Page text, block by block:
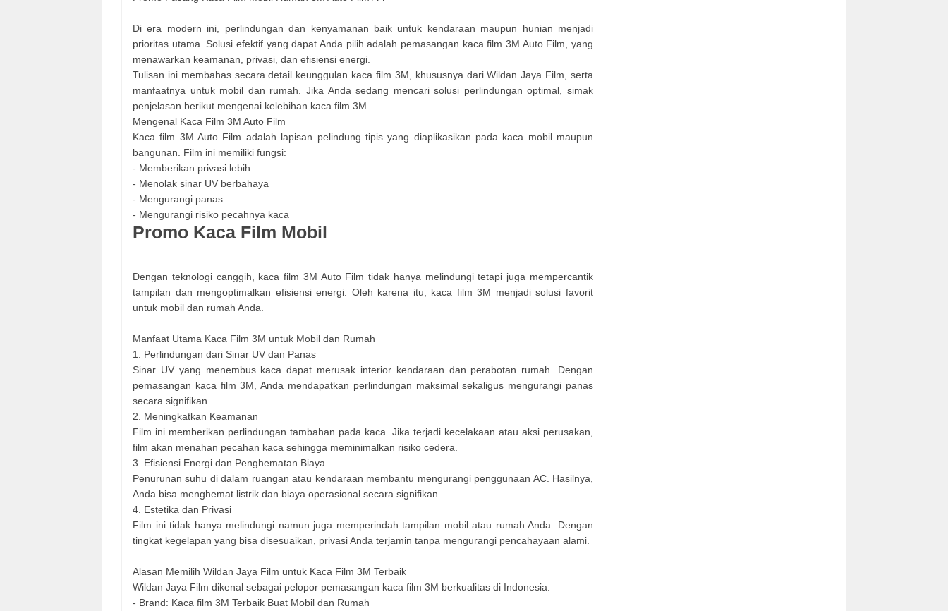
Di era modern ini, perlindungan dan kenyamanan baik untuk kendaraan maupun hunian menjadi
prioritas utama. Solusi efektif yang dapat Anda pilih adalah pemasangan kaca film 3M Auto Film, yang
menawarkan keamanan, privasi, dan efisiensi energi.
Tulisan ini membahas secara detail keunggulan kaca film 3M, khususnya dari Wildan Jaya Film, serta
manfaatnya untuk mobil dan rumah. Jika Anda sedang mencari solusi perlindungan optimal, simak
penjelasan berikut mengenai kelebihan kaca film 3M.
Mengenal Kaca Film 3M Auto Film
Kaca film 3M Auto Film adalah lapisan pelindung tipis yang diaplikasikan pada kaca mobil maupun
bangunan. Film ini memiliki fungsi:
- Memberikan privasi lebih
- Menolak sinar UV berbahaya
- Mengurangi panas
- Mengurangi risiko pecahnya kaca
Promo Kaca Film Mobil
Dengan teknologi canggih, kaca film 3M Auto Film tidak hanya melindungi tetapi juga mempercantik
tampilan dan mengoptimalkan efisiensi energi. Oleh karena itu, kaca film 3M menjadi solusi favorit
untuk mobil dan rumah Anda.
Manfaat Utama Kaca Film 3M untuk Mobil dan Rumah
1. Perlindungan dari Sinar UV dan Panas
Sinar UV yang menembus kaca dapat merusak interior kendaraan dan perabotan rumah. Dengan
pemasangan kaca film 3M, Anda mendapatkan perlindungan maksimal sekaligus mengurangi panas
secara signifikan.
2. Meningkatkan Keamanan
Film ini memberikan perlindungan tambahan pada kaca. Jika terjadi kecelakaan atau aksi perusakan,
film akan menahan pecahan kaca sehingga meminimalkan risiko cedera.
3. Efisiensi Energi dan Penghematan Biaya
Penurunan suhu di dalam ruangan atau kendaraan membantu mengurangi penggunaan AC. Hasilnya,
Anda bisa menghemat listrik dan biaya operasional secara signifikan.
4. Estetika dan Privasi
Film ini tidak hanya melindungi namun juga memperindah tampilan mobil atau rumah Anda. Dengan
tingkat kegelapan yang bisa disesuaikan, privasi Anda terjamin tanpa mengurangi pencahayaan alami.
Alasan Memilih Wildan Jaya Film untuk Kaca Film 3M Terbaik
Wildan Jaya Film dikenal sebagai pelopor pemasangan kaca film 3M berkualitas di Indonesia.
- Brand: Kaca film 3M Terbaik Buat Mobil dan Rumah